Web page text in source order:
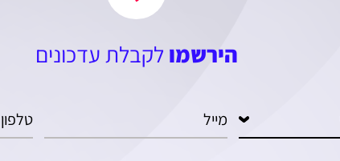
הירשמו לקבלת עדכונים